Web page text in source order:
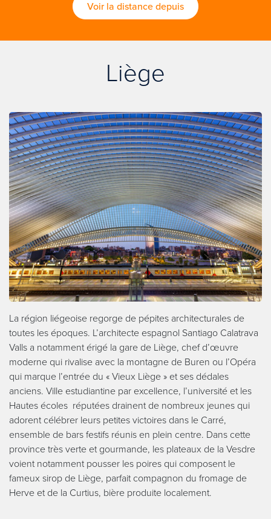
Voir la distance depuis
Liège
La région liégeoise regorge de pépites architecturales de
toutes les époques. L’architecte espagnol Santiago Calatrava
Valls a notamment érigé la gare de Liège, chef d’œuvre
moderne qui rivalise avec la montagne de Buren ou l’Opéra
qui marque l’entrée du « Vieux Liège » et ses dédales
anciens. Ville estudiantine par excellence, l’université et les
Hautes écoles réputées drainent de nombreux jeunes qui
adorent célébrer leurs petites victoires dans le Carré,
ensemble de bars festifs réunis en plein centre. Dans cette
province très verte et gourmande, les plateaux de la Vesdre
voient notamment pousser les poires qui composent le
fameux sirop de Liège, parfait compagnon du fromage de
Herve et de la Curtius, bière produite localement.